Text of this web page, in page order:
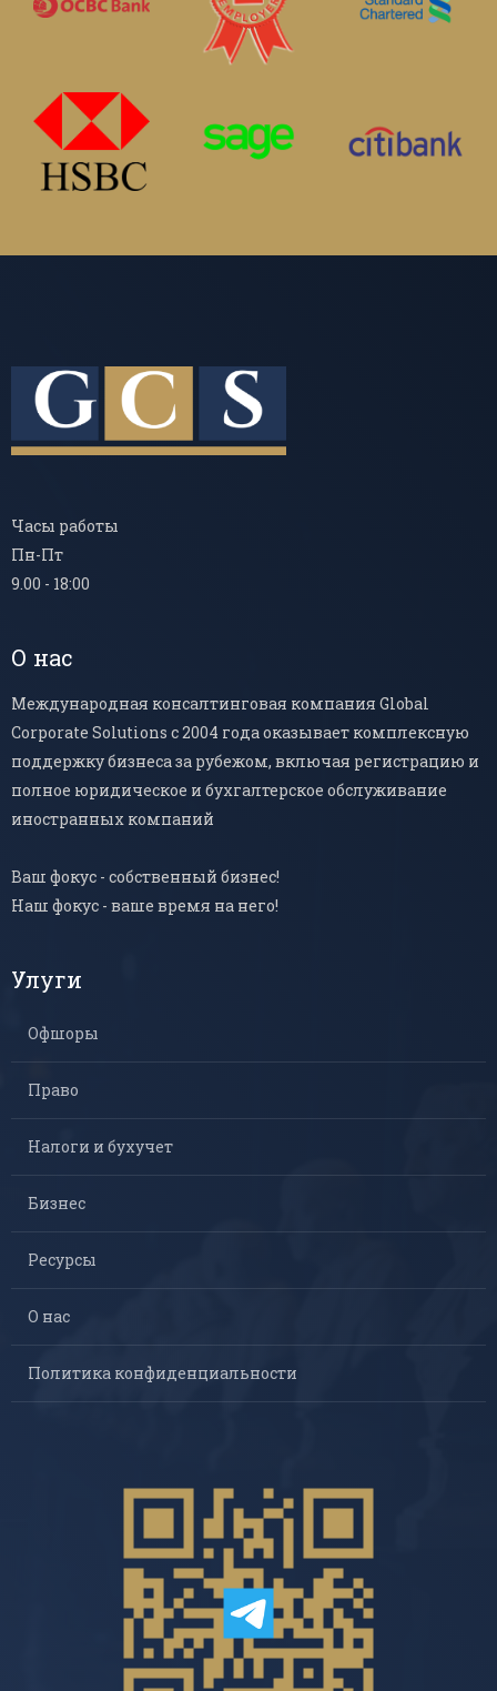
Часы работы
Пн-Пт
9.00 - 18:00
О нас
Международная консалтинговая компания Global
Corporate Solutions с 2004 года оказывает комплексную
поддержку бизнеса за рубежом, включая регистрацию и
полное юридическое и бухгалтерское обслуживание
иностранных компаний
Ваш фокус - собственный бизнес!
Наш фокус - ваше время на него!
Улуги
Офшоры
Право
Налоги и бухучет
Бизнес
Ресурсы
О нас
Политика конфиденциальности